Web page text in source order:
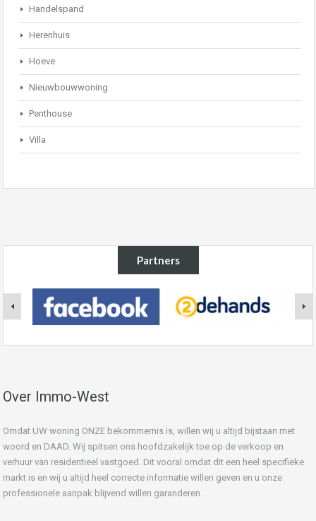
Handelspand
Herenhuis
Hoeve
Nieuwbouwwoning
Penthouse
Villa
Partners
Over Immo-West
Omdat UW woning ONZE bekommernis is, willen wij u altijd bijstaan met
woord en DAAD. Wij spitsen ons hoofdzakelijk toe op de verkoop en
verhuur van residentieel vastgoed. Dit vooral omdat dit een heel specifieke
markt is en wij u altijd heel correcte informatie willen geven en u onze
professionele aanpak blijvend willen garanderen.